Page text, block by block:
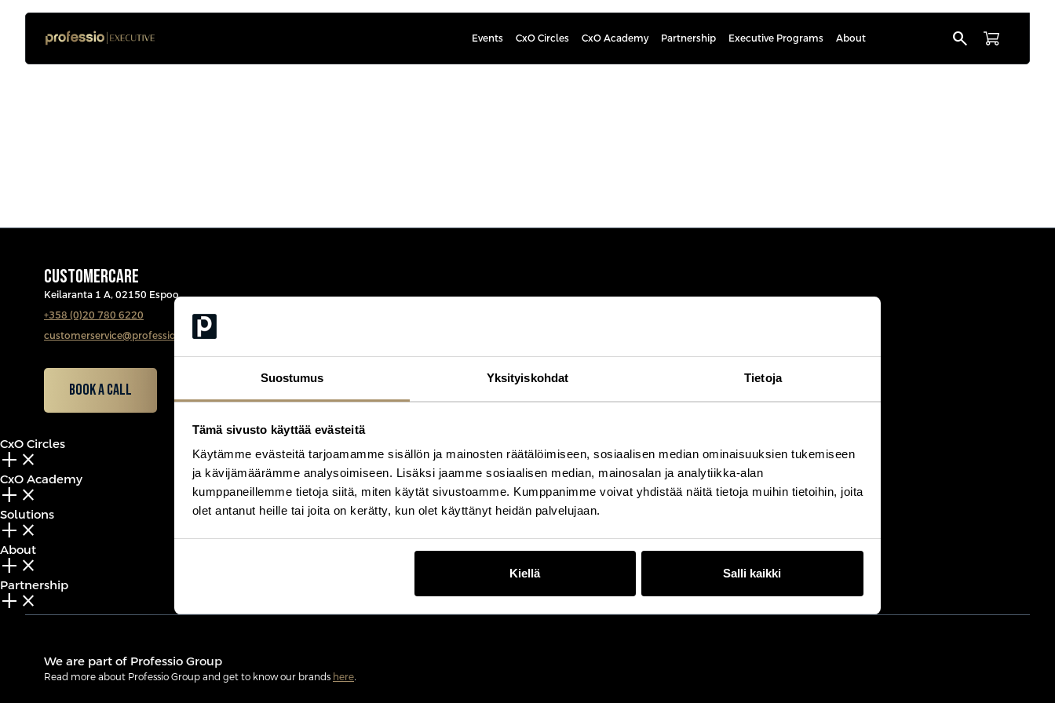
Suostumus Yksityiskohdat Tietoja
Tämä sivusto käyttää evästeitä
Käytämme evästeitä tarjoamamme sisällön ja mainosten räätälöimiseen, sosiaalisen median ominaisuuksien tukemiseen
ja kävijämäärämme analysoimiseen. Lisäksi jaamme sosiaalisen median, mainosalan ja analytiikka-alan
kumppaneillemme tietoja siitä, miten käytät sivustoamme. Kumppanimme voivat yhdistää näitä tietoja muihin tietoihin, joita
olet antanut heille tai joita on kerätty, kun olet käyttänyt heidän palvelujaan.
Kiellä Salli kaikki
Events CxO Circles CxO Academy Partnership Executive Programs About search
CUSTOMERCARE
Keilaranta 1 A, 02150 Espoo
+358 (0)20 780 6220
customerservice@professio.fi
Book a call
CxO Circles
add_2 close
CxO Academy
add_2 close
Solutions
add_2 close
About
add_2 close
Partnership
add_2 close
We are part of Professio Group
Read more about Professio Group and get to know our brands here.